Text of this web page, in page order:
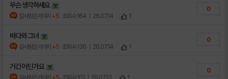
무슨 생각하세요
갈사람은가야지 +5 조회수:164 | 26.07.14 1
0
바다와 그녀
갈사람은가야지 +5 조회수:136 | 26.07.14 1
0
거긴 어딘가요 0